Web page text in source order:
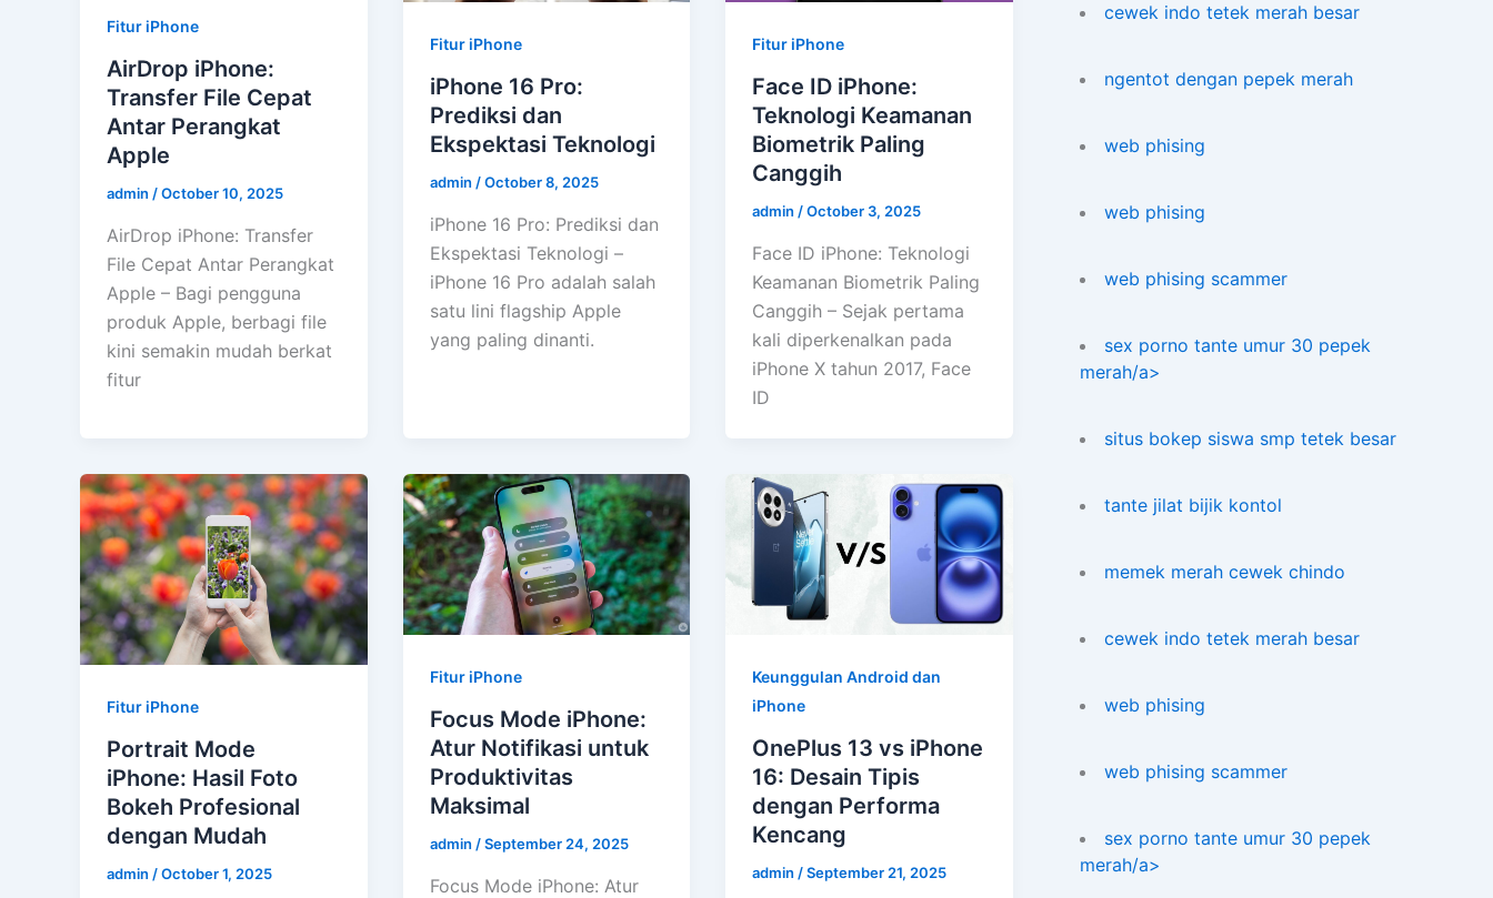
Fitur iPhone
AirDrop iPhone:
Transfer File Cepat
Antar Perangkat
Apple
admin /October 10, 2025
AirDrop iPhone: Transfer
File Cepat Antar Perangkat
Apple – Bagi pengguna
produk Apple, berbagi file
kini semakin mudah berkat
fitur
Fitur iPhone
iPhone 16 Pro:
Prediksi dan
Ekspektasi Teknologi
admin /October 8, 2025
iPhone 16 Pro: Prediksi dan
Ekspektasi Teknologi –
iPhone 16 Pro adalah salah
satu lini flagship Apple
yang paling dinanti.
Fitur iPhone
Face ID iPhone:
Teknologi Keamanan
Biometrik Paling
Canggih
admin /October 3, 2025
Face ID iPhone: Teknologi
Keamanan Biometrik Paling
Canggih – Sejak pertama
kali diperkenalkan pada
iPhone X tahun 2017, Face
ID
Fitur iPhone
Portrait Mode
iPhone: Hasil Foto
Bokeh Profesional
dengan Mudah
admin /October 1, 2025
Fitur iPhone
Focus Mode iPhone:
Atur Notifikasi untuk
Produktivitas
Maksimal
admin /September 24, 2025
Focus Mode iPhone: Atur
Keunggulan Android dan
iPhone
OnePlus 13 vs iPhone
16: Desain Tipis
dengan Performa
Kencang
admin /September 21, 2025
cewek indo tetek merah besar
ngentot dengan pepek merah
web phising
web phising
web phising scammer
sex porno tante umur 30 pepek
merah/a>
situs bokep siswa smp tetek besar
tante jilat bijik kontol
memek merah cewek chindo
cewek indo tetek merah besar
web phising
web phising scammer
sex porno tante umur 30 pepek
merah/a>